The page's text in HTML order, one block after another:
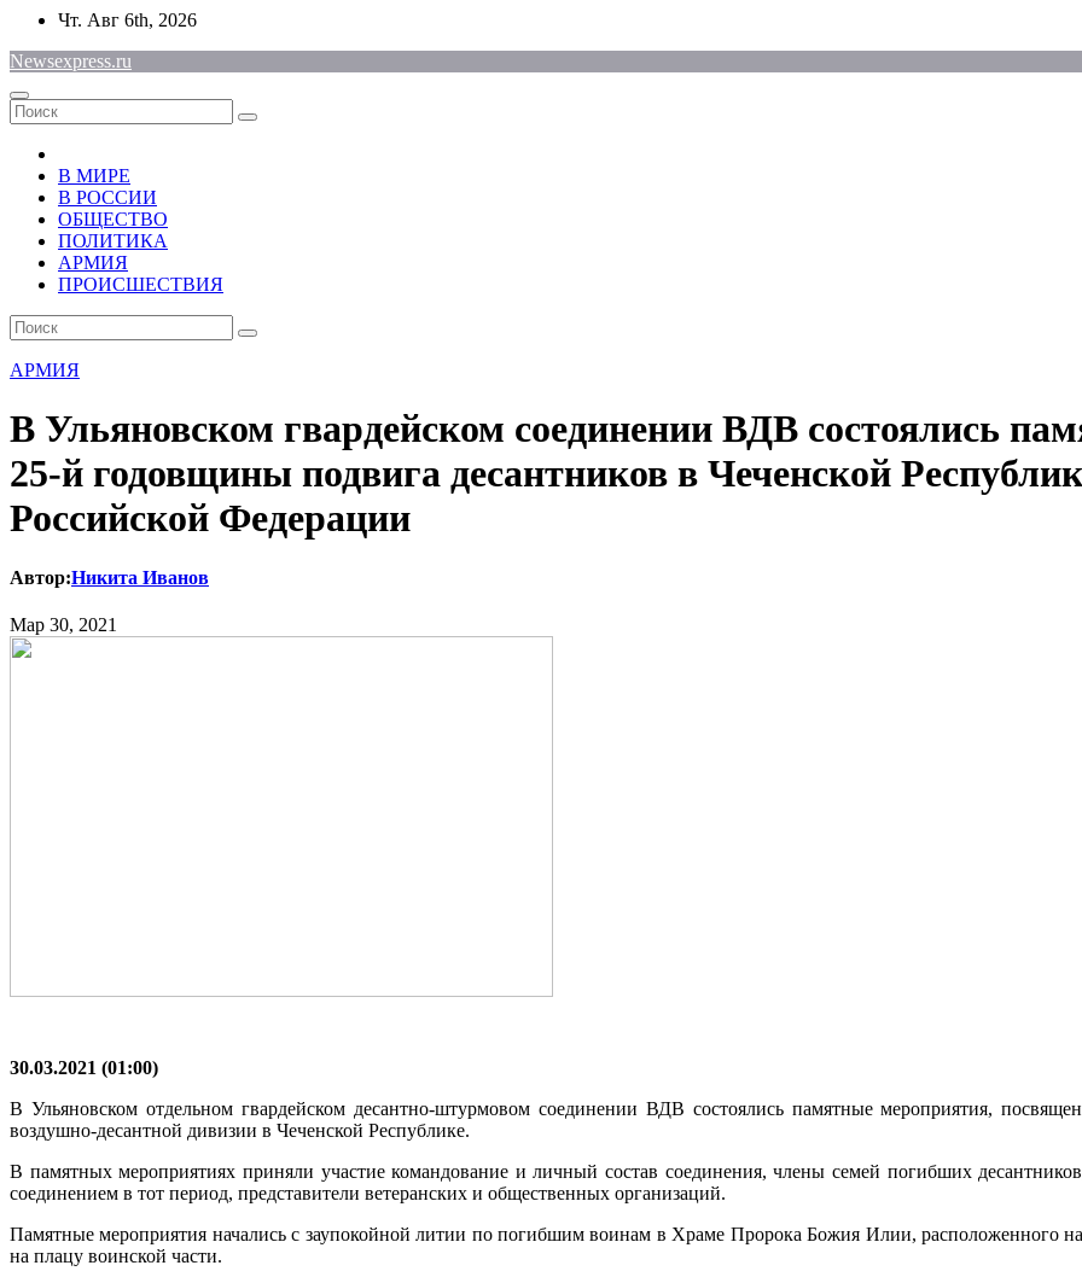
Перейти
содержимому
Чт. Авг 6th, 2026
Newsexpress.ru
В МИРЕ
В РОССИИ
ОБЩЕСТВО
ПОЛИТИКА
АРМИЯ
ПРОИСШЕСТВИЯ
АРМИЯ
В Ульяновском гвардейском соединении ВДВ состоялись
25-й годовщины подвига десантников в Чеченской
Российской Федерации
Автор:Никита Иванов
Мар 30, 2021
30.03.2021 (01:00)
В Ульяновском отдельном гвардейском десантно-штурмовом соединении ВДВ состоялись памятные мероприятия,
воздушно-десантной дивизии в Чеченской Республике.
В памятных мероприятиях приняли участие командование и личный состав соединения, члены семей погибших
соединением в тот период, представители ветеранских и общественных организаций.
Памятные мероприятия начались с заупокойной литии по погибшим воинам в Храме Пророка Божия Илии, расположенного
на плацу воинской части.